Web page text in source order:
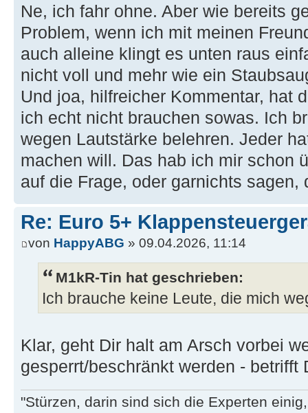
Ne, ich fahr ohne. Aber wie bereits
Problem, wenn ich mit meinen
auch alleine klingt es unten raus
nicht voll und mehr wie ein
Und joa, hilfreicher Kommentar, hat
ich echt nicht brauchen sowas. Ich
wegen Lautstärke belehren. Jeder
machen will. Das hab ich mir schon
auf die Frage, oder garnichts sagen,
Re: Euro 5+
von HappyABG » 09.04.2026, 11:14
M1kR-Tin hat geschrieben:
Ich brauche keine Leute, die mich
Klar, geht Dir halt am Arsch vorbei
gesperrt/beschränkt werden -
"Stürzen, darin sind sich die Experten